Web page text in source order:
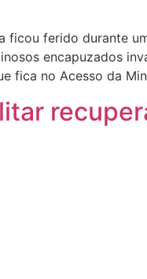
ficou ferido durante
encapuzados
fica no Acesso da